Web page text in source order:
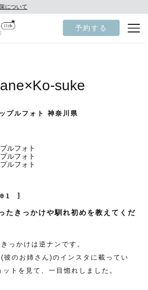
について
予約する
suke
プルフォト 神奈川県
]
たきっかけや馴れ初めを教えてくだ
っかけは逆ナンです。
彼のお姉さん)のインスタに載ってい
トを見て、一目惚れしました。